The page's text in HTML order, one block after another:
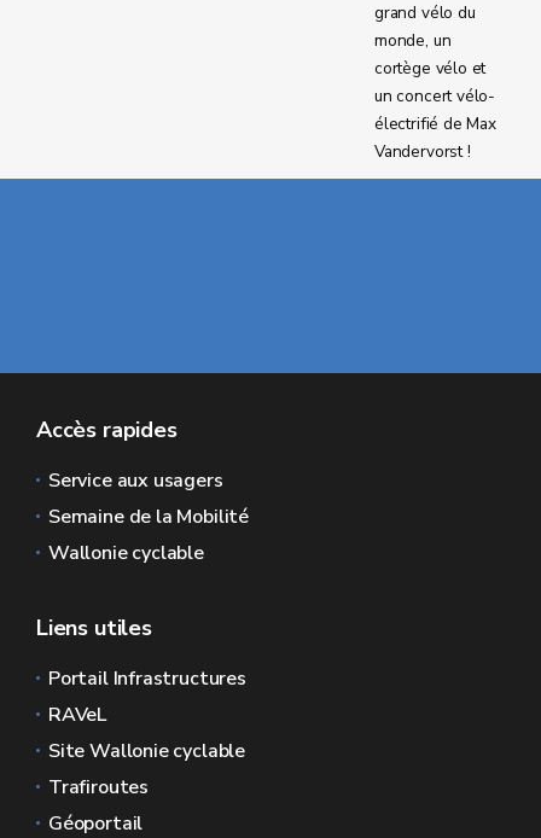
grand vélo du
monde, un
cortège vélo et
un concert vélo-
électrifié de Max
Vandervorst !
Accès rapides
Service aux usagers
Semaine de la Mobilité
Wallonie cyclable
Liens utiles
Portail Infrastructures
RAVeL
Site Wallonie cyclable
Trafiroutes
Géoportail